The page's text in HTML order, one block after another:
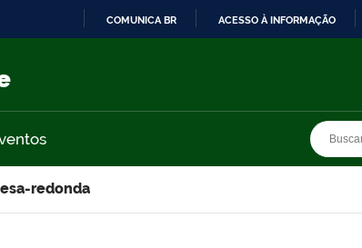
COMUNICA BR ACESSO À INFORMAÇÃO
redonda